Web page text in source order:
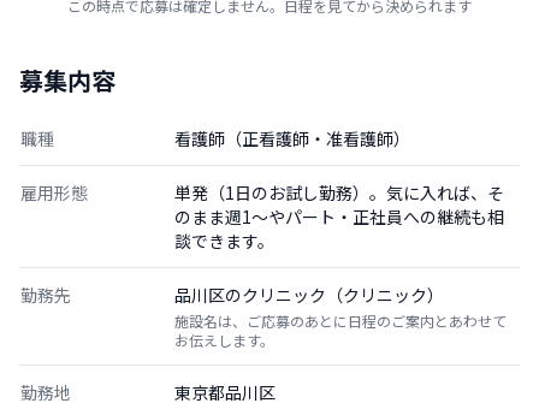
この時点で応募は確定しません。日程を見てから決められます
募集内容
職種 看護師（正看護師・准看護師）
雇用形態
単発（1日のお試し勤務）。気に入れば、そ
のまま週1〜やパート・正社員への継続も相
談できます。
勤務先 品川区のクリニック（クリニック）
施設名は、ご応募のあとに日程のご案内とあわせて
お伝えします。
勤務地 東京都品川区